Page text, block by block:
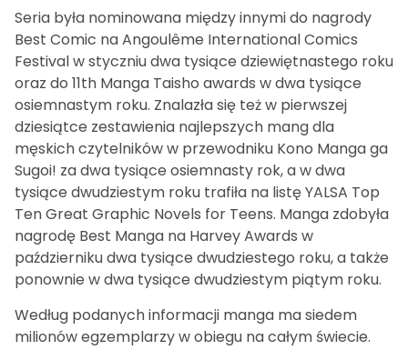
Seria była nominowana między innymi do nagrody
Best Comic na Angoulême International Comics
Festival w styczniu dwa tysiące dziewiętnastego roku
oraz do 11th Manga Taisho awards w dwa tysiące
osiemnastym roku. Znalazła się też w pierwszej
dziesiątce zestawienia najlepszych mang dla
męskich czytelników w przewodniku Kono Manga ga
Sugoi! za dwa tysiące osiemnasty rok, a w dwa
tysiące dwudziestym roku trafiła na listę YALSA Top
Ten Great Graphic Novels for Teens. Manga zdobyła
nagrodę Best Manga na Harvey Awards w
październiku dwa tysiące dwudziestego roku, a także
ponownie w dwa tysiące dwudziestym piątym roku.
Według podanych informacji manga ma siedem
milionów egzemplarzy w obiegu na całym świecie.